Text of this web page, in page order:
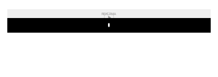
REKLAMA
Play